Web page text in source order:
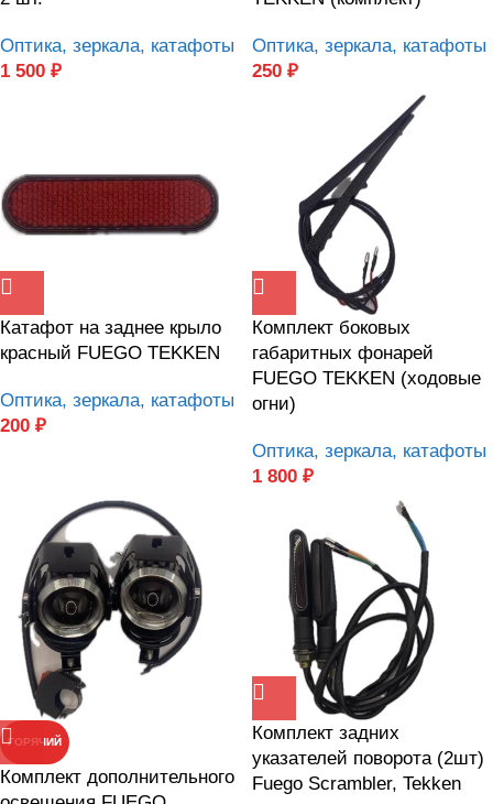
Оптика, зеркала, катафоты
1 500 ₽
Оптика, зеркала, катафоты
250 ₽
Катафот на заднее крыло
красный FUEGO TEKKEN
Оптика, зеркала, катафоты
200 ₽
Комплект боковых
габаритных фонарей
FUEGO TEKKEN (ходовые
огни)
Оптика, зеркала, катафоты
1 800 ₽
ГОРЯЧИЙ
Комплект дополнительного
Комплект задних
указателей поворота (2шт)
Fuego Scrambler, Tekken